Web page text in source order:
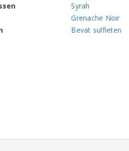
Syrah
Grenache Noir
Bevat sulfieten